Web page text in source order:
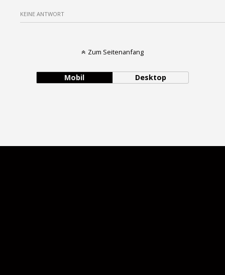
KEINE ANTWORT
Zum Seitenanfang
Mobil Desktop